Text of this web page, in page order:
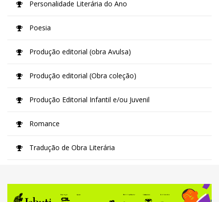
Personalidade Literária do Ano
Poesia
Produção editorial (obra Avulsa)
Produção editorial (Obra coleção)
Produção Editorial Infantil e/ou Juvenil
Romance
Tradução de Obra Literária